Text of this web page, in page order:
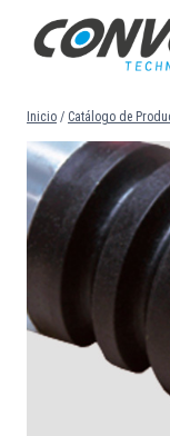
contenido
Inicio / Catálogo de